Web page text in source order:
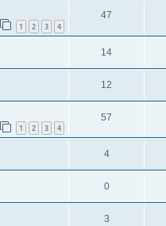
1 2 3 4
47
14
12
1 2 3 4
57
4
0
3